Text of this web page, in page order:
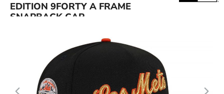
EDITION 9FORTY A FRAME
SNAPBACK CAP